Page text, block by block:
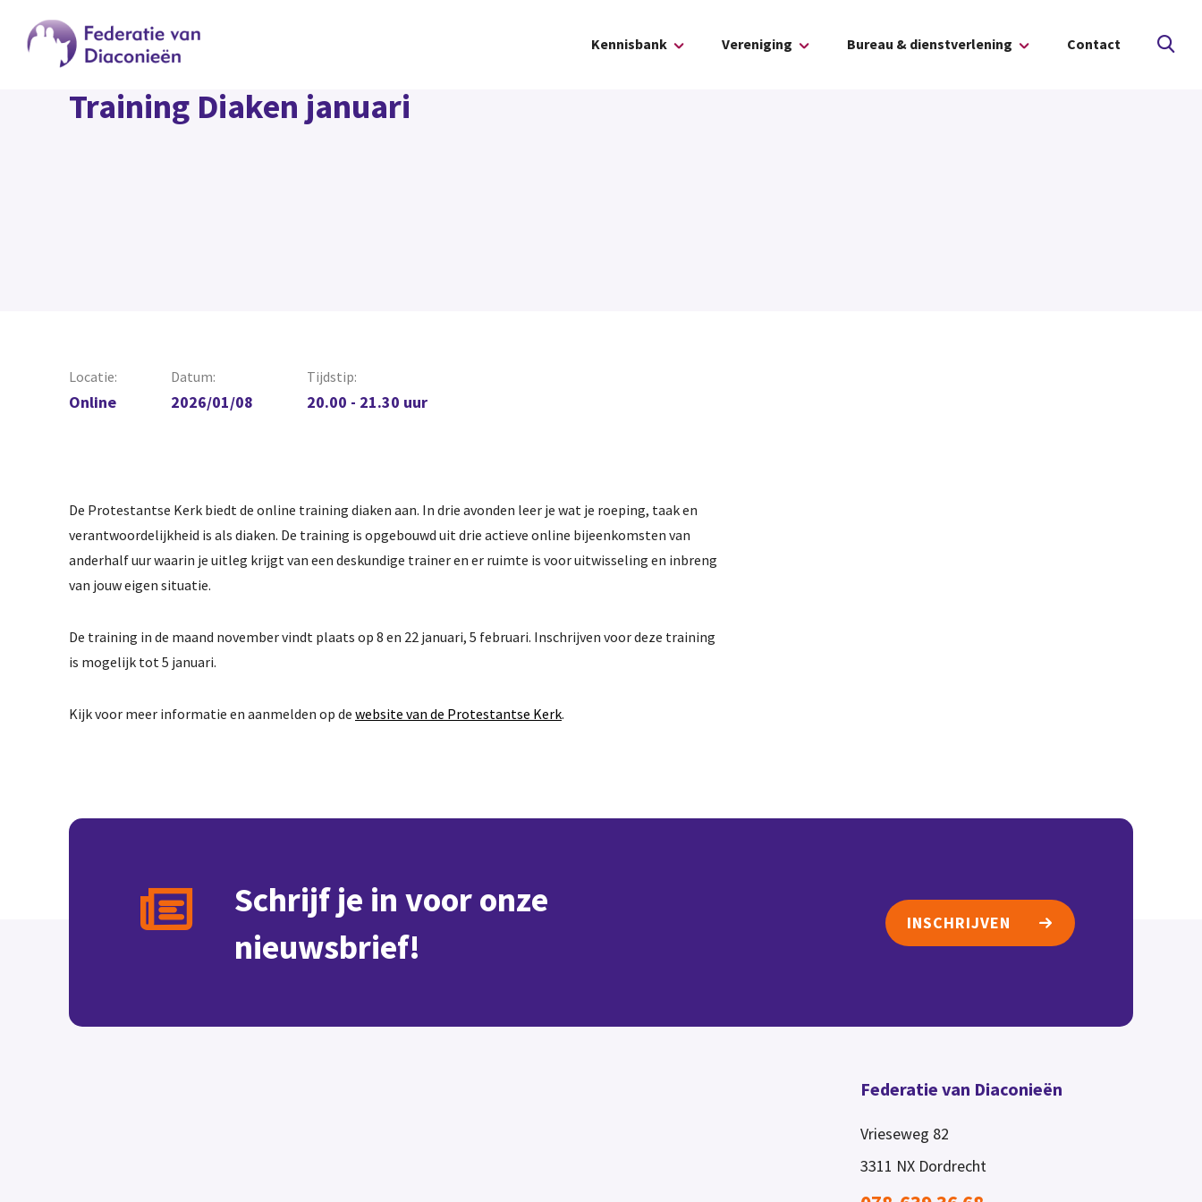
Kennisbank Vereniging Bureau & dienstverlening Contact
Kennisbank Vereniging
Training Diaken januari
Locatie:
Online
Datum:
2026/01/08
Tijdstip:
20.00 - 21.30 uur
De Protestantse Kerk biedt de online training diaken aan. In drie avonden leer je wat je roeping, taak en
verantwoordelijkheid is als diaken. De training is opgebouwd uit drie actieve online bijeenkomsten van
anderhalf uur waarin je uitleg krijgt van een deskundige trainer en er ruimte is voor uitwisseling en inbreng
van jouw eigen situatie.
De training in de maand november vindt plaats op 8 en 22 januari, 5 februari. Inschrijven voor deze training
is mogelijk tot 5 januari.
Kijk voor meer informatie en aanmelden op de website van de Protestantse Kerk.
Schrijf je in voor onze
nieuwsbrief!
INSCHRIJVEN
Federatie van Diaconieën
Vrieseweg 82
3311 NX Dordrecht